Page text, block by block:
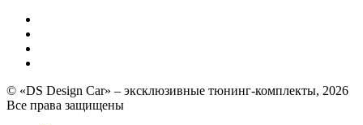
© «DS Design Car» – эксклюзивные тюнинг-комплекты, 2026
Все права защищены